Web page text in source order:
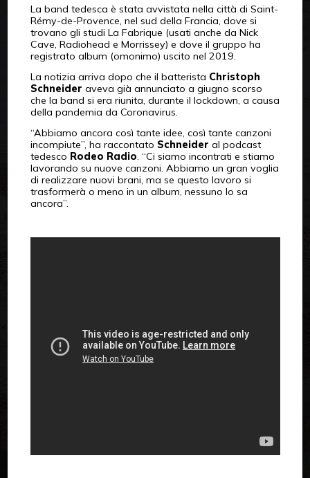
La band tedesca è stata avvistata nella città di Saint-
Rémy-de-Provence, nel sud della Francia, dove si
trovano gli studi La Fabrique (usati anche da Nick
Cave, Radiohead e Morrissey) e dove il gruppo ha
registrato album (omonimo) uscito nel 2019.
La notizia arriva dopo che il batterista Christoph
Schneider aveva già annunciato a giugno scorso
che la band si era riunita, durante il lockdown, a causa
della pandemia da Coronavirus.
“Abbiamo ancora così tante idee, così tante canzoni
incompiute”, ha raccontato Schneider al podcast
tedesco Rodeo Radio. “Ci siamo incontrati e stiamo
lavorando su nuove canzoni. Abbiamo un gran voglia
di realizzare nuovi brani, ma se questo lavoro si
trasformerà o meno in un album, nessuno lo sa
ancora”.